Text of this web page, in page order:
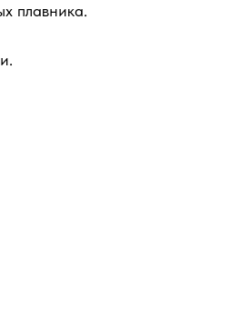
плавника.